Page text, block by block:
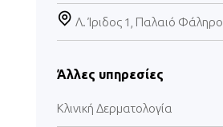
Λ. Ίριδος 1, Παλαιό Φάληρο
Άλλες υπηρεσίες
Κλινική Δερματολογία